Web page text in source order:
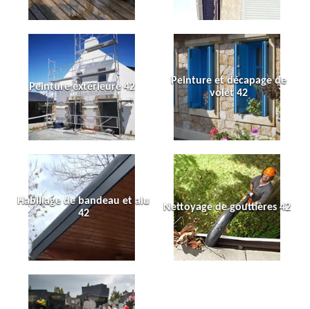
Peinture extérieure 42
Peinture et décapage de
volet 42
Habillage de bandeau et alu
42
Nettoyage de gouttières 42